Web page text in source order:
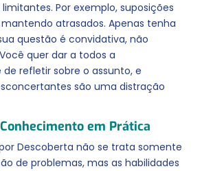
Por exemplo, suposições
atrasados. Apenas tenha
questão é convidativa, não
quer dar a todos a
refletir sobre o assunto, e
são uma distração
em Prática
Descoberta não se trata somente
de problemas, mas as habilidades